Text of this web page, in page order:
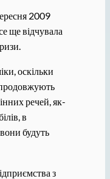
2009
ще відчувала
оскільки
речей, як-
в
будуть
з